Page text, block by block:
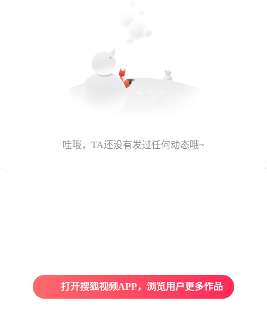
哇哦，TA还没有发过任何动态哦~
打开搜狐视频APP，浏览用户更多作品